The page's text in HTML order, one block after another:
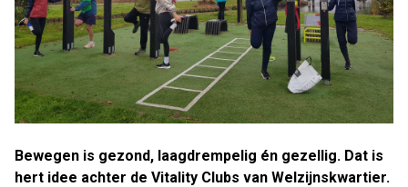
Bewegen is gezond, laagdrempelig én gezellig. Dat is
hert idee achter de Vitality Clubs van Welzijnskwartier.